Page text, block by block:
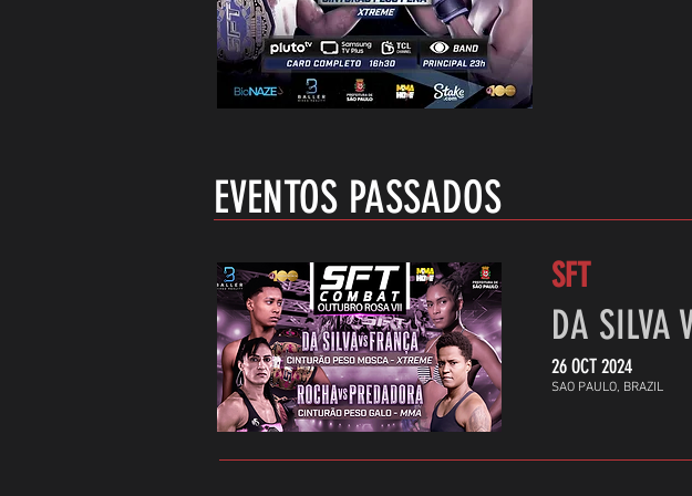
EVENTOS PASSADOS
SFT
DA SILVA
26 OCT 2024
SAO PAULO, BRAZIL